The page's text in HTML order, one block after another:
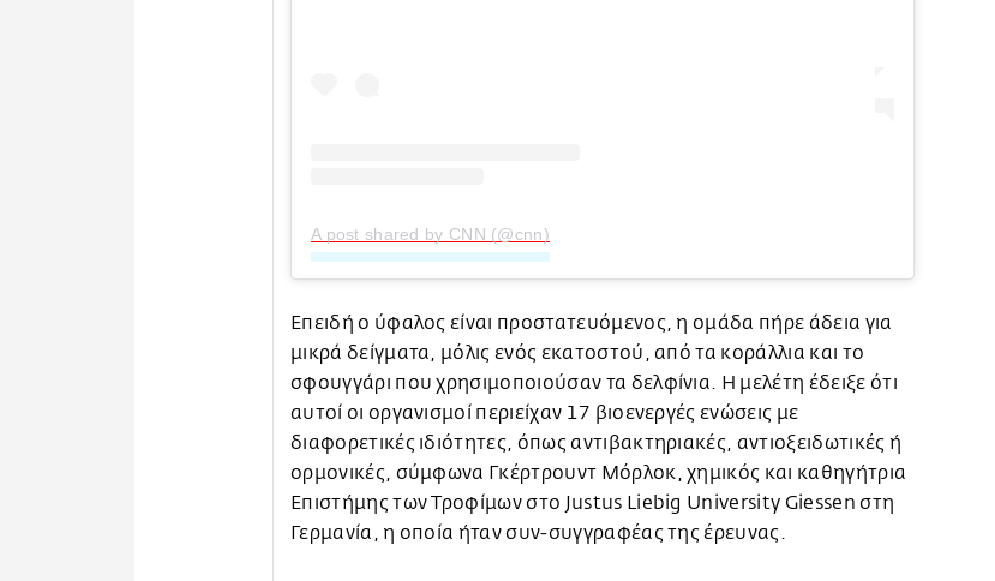
A post shared by CNN (@cnn)
Επειδή ο ύφαλος είναι προστατευόμενος, η ομάδα πήρε άδεια για
μικρά δείγματα, μόλις ενός εκατοστού, από τα κοράλλια και το
σφουγγάρι που χρησιμοποιούσαν τα δελφίνια. Η μελέτη έδειξε ότι
αυτοί οι οργανισμοί περιείχαν 17 βιοενεργές ενώσεις με
διαφορετικές ιδιότητες, όπως αντιβακτηριακές, αντιοξειδωτικές ή
ορμονικές, σύμφωνα Γκέρτρουντ Μόρλοκ, χημικός και καθηγήτρια
Επιστήμης των Τροφίμων στο Justus Liebig University Giessen στη
Γερμανία, η οποία ήταν συν-συγγραφέας της έρευνας.